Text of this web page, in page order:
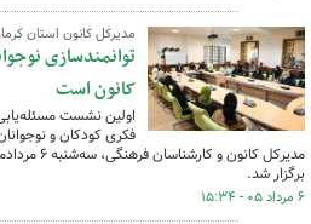
مدیرکل کانون استان
توانمندسازی
کانون است
اولین نشست
فکری کودکان و
برگزار شد.
۶ مرداد ۰۵ - ۱۵:۳۴